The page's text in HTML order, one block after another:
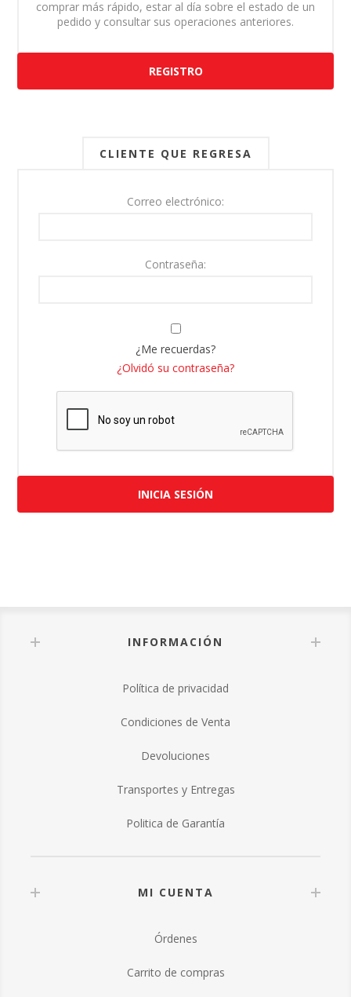
comprar más rápido, estar al día sobre el estado de un
pedido y consultar sus operaciones anteriores.
REGISTRO
CLIENTE QUE REGRESA
Correo electrónico:
Contraseña:
¿Me recuerdas?
¿Olvidó su contraseña?
INICIA SESIÓN
INFORMACIÓN
Política de privacidad
Condiciones de Venta
Devoluciones
Transportes y Entregas
Politica de Garantía
MI CUENTA
Órdenes
Carrito de compras